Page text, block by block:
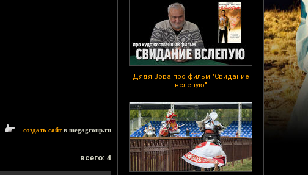
Дядя Вова про фильм "Свидание
вслепую"
создать сайтв megagroup.ru
всего: 4